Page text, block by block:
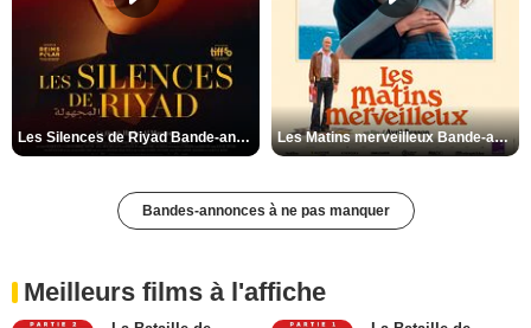
Les Silences de Riyad Bande-annonce VO STFR Les Matins merveilleux Bande-annonce VF
Bandes-annonces à ne pas manquer
Meilleurs films à l'affiche